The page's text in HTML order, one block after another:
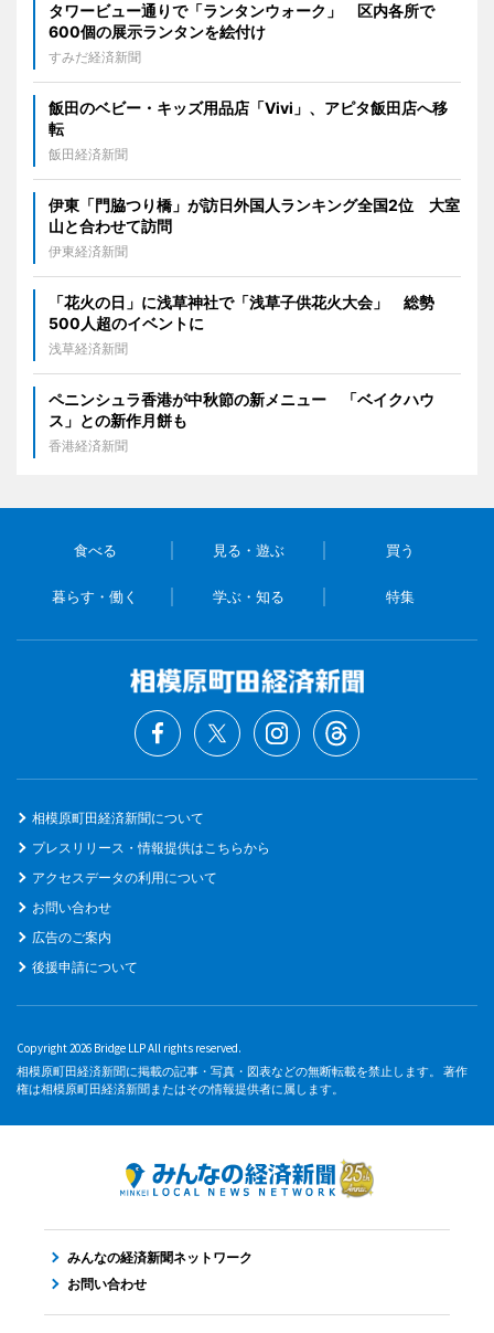
タワービュー通りで「ランタンウォーク」 区内各所で
600個の展示ランタンを絵付け
すみだ経済新聞
飯田のベビー・キッズ用品店「Vivi」、アピタ飯田店へ移
転
飯田経済新聞
伊東「門脇つり橋」が訪日外国人ランキング全国2位 大室
山と合わせて訪問
伊東経済新聞
「花火の日」に浅草神社で「浅草子供花火大会」 総勢
500人超のイベントに
浅草経済新聞
ペニンシュラ香港が中秋節の新メニュー 「ベイクハウ
ス」との新作月餅も
香港経済新聞
食べる 見る・遊ぶ 買う
暮らす・働く 学ぶ・知る 特集
相模原町田経済新聞について
プレスリリース・情報提供はこちらから
アクセスデータの利用について
お問い合わせ
広告のご案内
後援申請について
Copyright 2026 Bridge LLP All rights reserved.
相模原町田経済新聞に掲載の記事・写真・図表などの無断転載を禁止します。 著作
権は相模原町田経済新聞またはその情報提供者に属します。
みんなの経済新聞ネットワーク
お問い合わせ